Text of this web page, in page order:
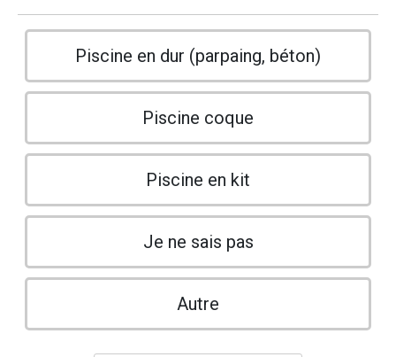
Piscine en dur (parpaing, béton)
Piscine coque
Piscine en kit
Je ne sais pas
Autre